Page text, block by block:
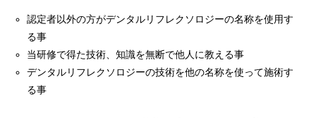
認定者以外の方がデンタルリフレクソロジーの名称を使用す
る事
当研修で得た技術、知識を無断で他人に教える事
デンタルリフレクソロジーの技術を他の名称を使って施術す
る事